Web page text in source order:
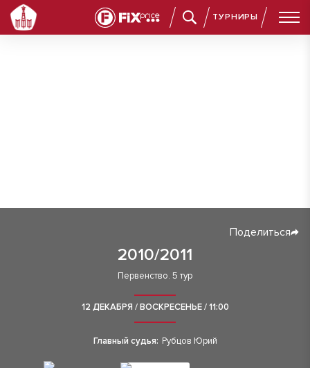
ТУРНИРЫ
2010/2011
Поделиться
Первенство. 5 тур
12 ДЕКАБРЯ / ВОСКРЕСЕНЬЕ / 11:00
Главный судья: Рубцов Юрий